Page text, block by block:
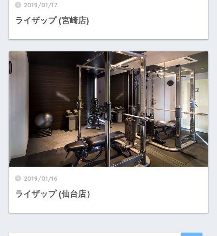
2019/01/17
ライザップ (宮崎店)
2019/01/16
ライザップ (仙台店）